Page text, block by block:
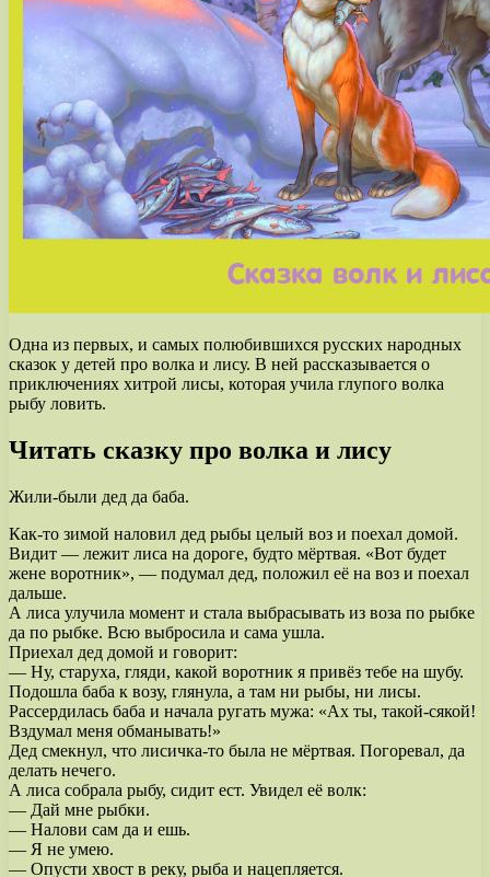
Одна из первых, и самых полюбившихся русских народных
сказок у детей про волка и лису. В ней рассказывается о
приключениях хитрой лисы, которая учила глупого волка
рыбу ловить.
Читать сказку про волка и лису
Жили-были дед да баба.
Как-то зимой наловил дед рыбы целый воз и поехал домой.
Видит — лежит лиса на дороге, будто мёртвая. «Вот будет
жене воротник», — подумал дед, положил её на воз и поехал
дальше.
А лиса улучила момент и стала выбрасывать из воза по рыбке
да по рыбке. Всю выбросила и сама ушла.
Приехал дед домой и говорит:
— Ну, старуха, гляди, какой воротник я привёз тебе на шубу.
Подошла баба к возу, глянула, а там ни рыбы, ни лисы.
Рассердилась баба и начала ругать мужа: «Ах ты, такой-сякой!
Вздумал меня обманывать!»
Дед смекнул, что лисичка-то была не мёртвая. Погоревал, да
делать нечего.
А лиса собрала рыбу, сидит ест. Увидел её волк:
— Дай мне рыбки.
— Налови сам да и ешь.
— Я не умею.
— Опусти хвост в реку, рыба и нацепляется.